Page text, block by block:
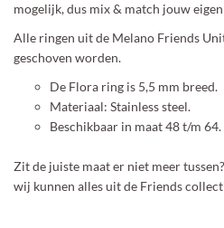
mogelijk, dus mix & match jouw
Alle ringen uit de Melano Friends
geschoven worden.
De Flora ring is 5,5 mm breed.
Materiaal: Stainless steel.
Beschikbaar in maat 48 t/m 64.
Zit de juiste maat er niet meer
wij kunnen alles uit de Friends